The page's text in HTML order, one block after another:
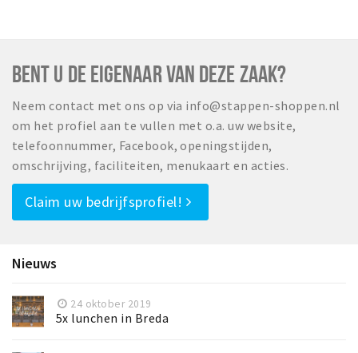
BENT U DE EIGENAAR VAN DEZE ZAAK?
Neem contact met ons op via info@stappen-shoppen.nl
om het profiel aan te vullen met o.a. uw website,
telefoonnummer, Facebook, openingstijden,
omschrijving, faciliteiten, menukaart en acties.
Claim uw bedrijfsprofiel!
Nieuws
24 oktober 2019
5x lunchen in Breda